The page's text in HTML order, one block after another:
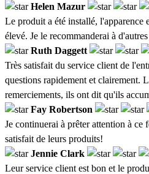
Helen Mazur
Le produit a été installé, l'apparence
élevé. Je le recommanderai à
Ruth Daggett
Très satisfait du service client de
questions rapidement et clairement.
remerciements, ils ont dit qu'ils
Fay Robertson
Je continuerai à prêter attention à ce
satisfait de leurs produits!
Jennie Clark
Leur service client est bon et le